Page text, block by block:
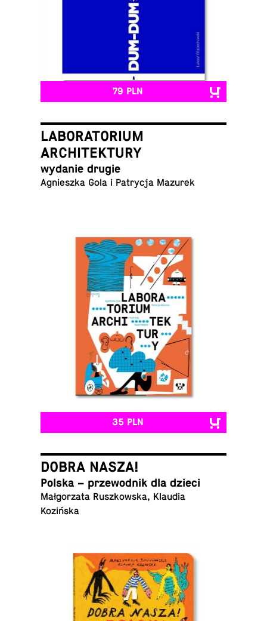
79 PLN
LABORATORIUM
ARCHITEKTURY
wydanie drugie
Agniesz­ka Gola i Pa­try­cja Mazurek
35 PLN
DOBRA NASZA!
Polska – prze­wod­nik dla dzieci
Mał­go­rza­ta Rusz­kow­ska, Klaudia
Kozińska